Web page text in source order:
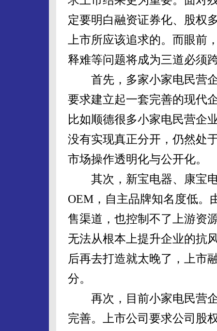
定要明白融资证券化、股权
上市所应该追求的。而眼前
释难等问题将成为三道必须
首先，多家小家电民营企
要求建立起一套完善的现代
比如顺德很多小家电民营企
没有实现真正分开，仍然处
市场操作透明化与公开化。
其次，新宝电器、康宝电
OEM，自主品牌知名度低。
售渠道，也控制不了上游资
无法从根本上提升企业的抗
后再去打造就太晚了，上市
分。
再次，目前小家电民营企
完善。上市公司要求公司股